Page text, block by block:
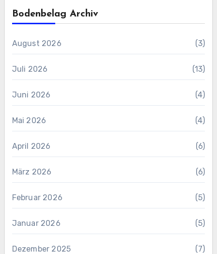
Bodenbelag Archiv
August 2026 (3)
Juli 2026 (13)
Juni 2026 (4)
Mai 2026 (4)
April 2026 (6)
März 2026 (6)
Februar 2026 (5)
Januar 2026 (5)
Dezember 2025 (7)